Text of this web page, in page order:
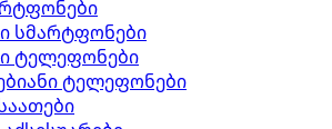
სმარტფონები
ტელეფონები
ტელეფონები